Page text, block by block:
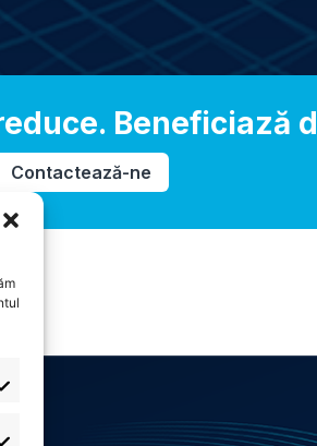
Beneficiază
Contactează-ne